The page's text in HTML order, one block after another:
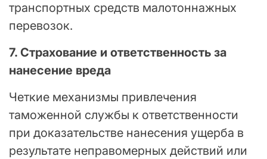
транспортных средств малотоннажных
перевозок.
7. Страхование и ответственность за
нанесение вреда
Четкие механизмы привлечения
таможенной службы к ответственности
при доказательстве нанесения ущерба в
результате неправомерных действий или